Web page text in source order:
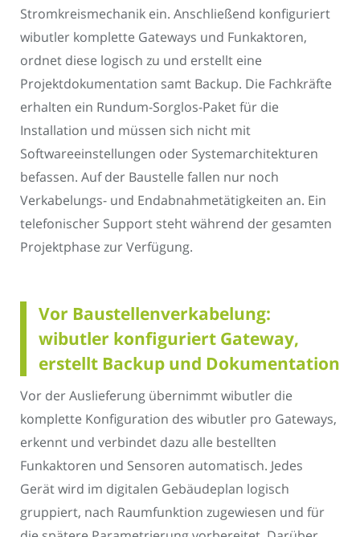
Stromkreismechanik ein. Anschließend konfiguriert
wibutler komplette Gateways und Funkaktoren,
ordnet diese logisch zu und erstellt eine
Projektdokumentation samt Backup. Die Fachkräfte
erhalten ein Rundum-Sorglos-Paket für die
Installation und müssen sich nicht mit
Softwareeinstellungen oder Systemarchitekturen
befassen. Auf der Baustelle fallen nur noch
Verkabelungs- und Endabnahmetätigkeiten an. Ein
telefonischer Support steht während der gesamten
Projektphase zur Verfügung.
Vor Baustellenverkabelung:
wibutler konfiguriert Gateway,
erstellt Backup und Dokumentation
Vor der Auslieferung übernimmt wibutler die
komplette Konfiguration des wibutler pro Gateways,
erkennt und verbindet dazu alle bestellten
Funkaktoren und Sensoren automatisch. Jedes
Gerät wird im digitalen Gebäudeplan logisch
gruppiert, nach Raumfunktion zugewiesen und für